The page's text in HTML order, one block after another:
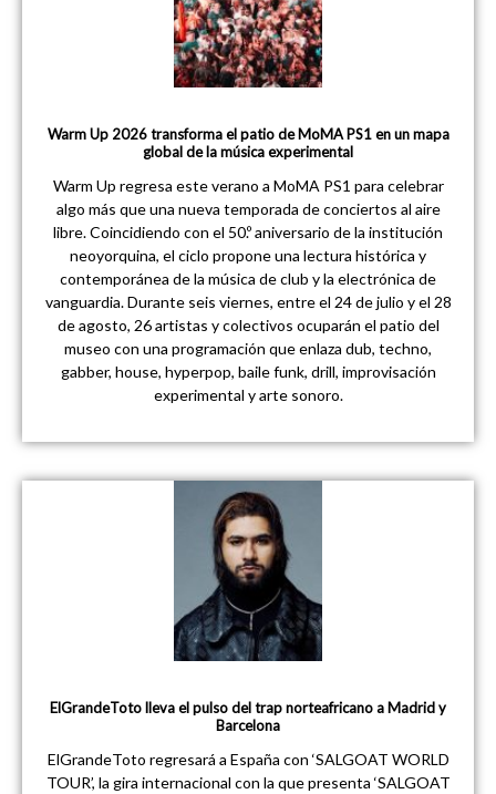
Warm Up 2026 transforma el patio de MoMA PS1 en un mapa
global de la música experimental
Warm Up regresa este verano a MoMA PS1 para celebrar
algo más que una nueva temporada de conciertos al aire
libre. Coincidiendo con el 50.º aniversario de la institución
neoyorquina, el ciclo propone una lectura histórica y
contemporánea de la música de club y la electrónica de
vanguardia. Durante seis viernes, entre el 24 de julio y el 28
de agosto, 26 artistas y colectivos ocuparán el patio del
museo con una programación que enlaza dub, techno,
gabber, house, hyperpop, baile funk, drill, improvisación
experimental y arte sonoro.
ElGrandeToto lleva el pulso del trap norteafricano a Madrid y
Barcelona
ElGrandeToto regresará a España con ‘SALGOAT WORLD
TOUR’, la gira internacional con la que presenta ‘SALGOAT